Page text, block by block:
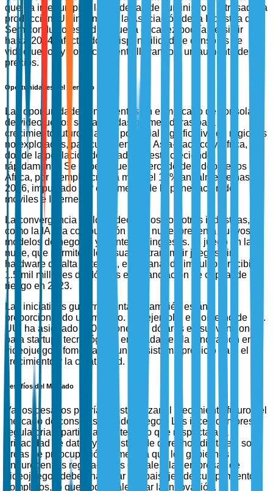
que ha interrumpido las cadenas de suministro y retrasado la
producción. Un informe de la Asociación de la Industria de
Semiconductores indica que la escasez podría persistir
hasta 2024, afectando la disponibilidad de consolas de
videojuegos y potencialmente llevando a un aumento de
precios.
Oportunidades del Mercado
Las oportunidades emergentes en el mercado de consolas
de videojuegos son avenidas prometedoras para el
crecimiento futuro. Hay un potencial significativo en regiones
no explotadas, particularmente en Asia-Pacífico y África,
donde la población de jugadores está creciendo
rápidamente. Se espera que el mercado de videojuegos en
África, por ejemplo, crezca más del 12% anualmente hasta
2026, impulsado por el aumento de la penetración de
móviles e Internet.
La convergencia de los videojuegos con otras industrias,
como la IA y la computación en la nube, presenta nuevos
modelos de negocio y fuentes de ingresos. El juego en la
nube, que permite a los usuarios transmitir juegos sin
hardware de alta potencia, está ganando impulso y recibió
1.5 mil millones de dólares en financiación de capital de
riesgo en 2023.
Las iniciativas gubernamentales también están
proporcionando un impulso. Por ejemplo, el gobierno de EE.
UU. ha asignado 500 millones de dólares en subvenciones
para startups tecnológicas enfocadas en la innovación en
videojuegos, fomentando un ecosistema propicio para el
crecimiento y la creatividad.
Desafíos del Mercado
Varios desafíos podrían obstaculizar el crecimiento futuro del
mercado de consolas de videojuegos. Las incertidumbres
regulatorias, particularmente en lo que respecta a la
privacidad de datos y la gestión de derechos digitales, son
áreas de preocupación. A medida que los gobiernos
endurecen las regulaciones digitales, las empresas de
videojuegos deben navegar por paisajes de cumplimiento
complejos, lo que podría ralentizar la innovación.